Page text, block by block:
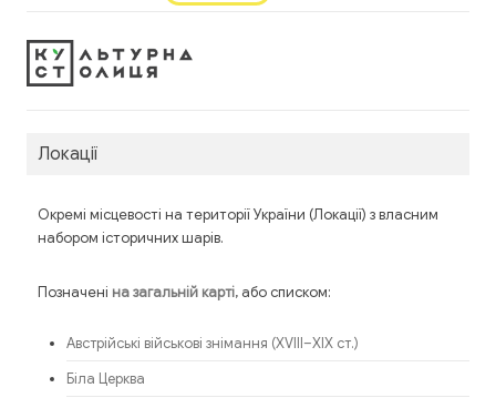
Локації
Окремі місцевості на території України (Локації) з власним
набором історичних шарів.
Позначені на загальній карті, або списком:
Австрійські військові знімання (XVIII–XIX ст.)
Біла Церква